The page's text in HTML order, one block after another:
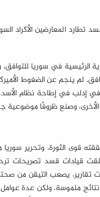
ظلت قسد تطارد المعارضين
الرئيسية في سوريا
لم ينجم عن الضغوط
وصنع ظروفًا موضوعية
قوى الثورة، وتحرير سوريا
قيادات قسد تصريحات
يصعب التيقن من
الحوار المبكر مع الرئيس الشرع في أوائل 2025،